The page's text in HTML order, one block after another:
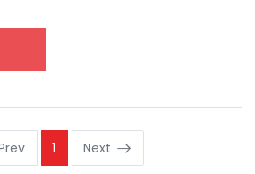
1 Next